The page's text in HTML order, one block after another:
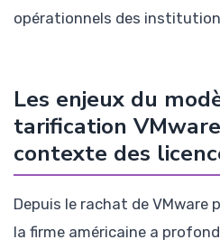
opérationnels des
Les enjeux du
tarification
contexte des
Depuis le rachat de VMware
la firme américaine a